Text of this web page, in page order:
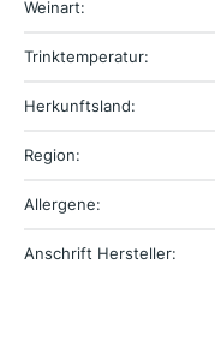
Weinart:
Trinktemperatur:
Herkunftsland:
Region:
Allergene:
Anschrift Hersteller: